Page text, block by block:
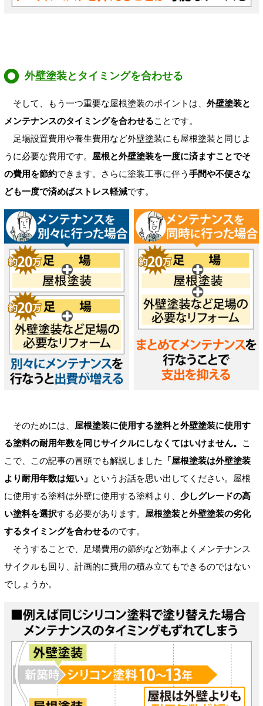
外壁塗装とタイミングを合わせる
そして、もう一つ重要な屋根塗装のポイントは、 外壁塗装と
メンテナンスのタイミングを合わせることです。
足場設置費用や養生費用など外壁塗装にも屋根塗装と同じよ
うに必要な費用です。 屋根と外壁塗装を一度に済ますことでそ
の費用を節約できます。さらに塗装工事に伴う 手間や不便さな
ども一度で済めばストレス軽減です。
そのためには、 屋根塗装に使用する塗料と外壁塗装に使用す
る塗料の耐用年数を同じサイクルにしなくてはいけません。
こ
こで、この記事の冒頭でも解説しました
「屋根塗装は外壁塗装
より耐用年数は短い」 というお話を思い出してください。屋根
に使用する塗料は外壁に使用する塗料より、 少しグレードの高
い塗料を選択する必要があります。 屋根塗装と外壁塗装の劣化
するタイミングを合わせるのです。
そうすることで、足場費用の節約など効率よくメンテナンス
サイクルも回り、計画的に費用の積み立てもできるのではない
でしょうか。